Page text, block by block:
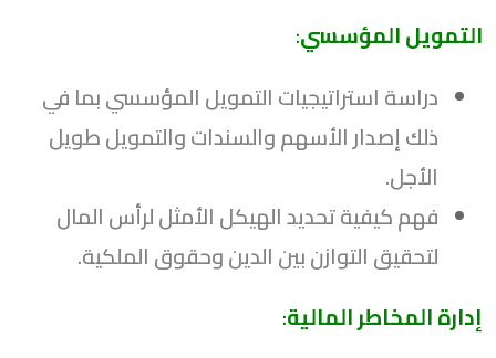
التمويل المؤسسي:
دراسة استراتيجيات التمويل المؤسسي بما في
ذلك إصدار الأسهم والسندات والتمويل طويل
الأجل.
فهم كيفية تحديد الهيكل الأمثل لرأس المال
لتحقيق التوازن بين الدين وحقوق الملكية.
إدارة المخاطر المالية: